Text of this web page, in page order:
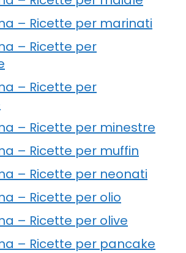
– Ricette per marinati
– Ricette per
– Ricette per
– Ricette per minestre
– Ricette per muffin
– Ricette per neonati
– Ricette per olio
– Ricette per olive
– Ricette per pancake